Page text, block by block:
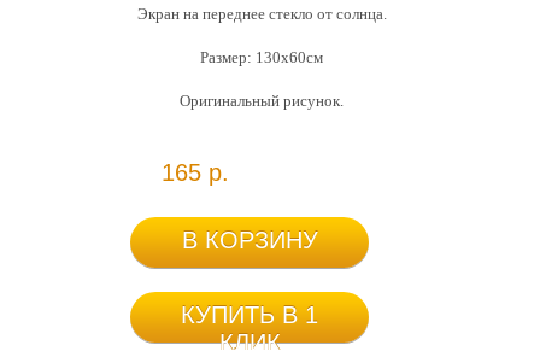
Экран на переднее стекло от солнца.
Размер: 130х60см
Оригинальный рисунок.
165 р.
В КОРЗИНУ
КУПИТЬ В 1
КЛИК